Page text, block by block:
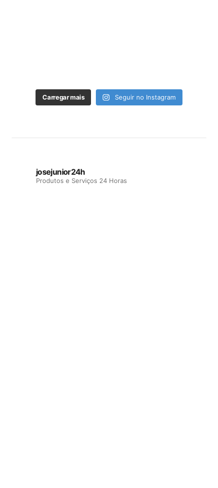
Carregar mais Seguir no Instagram
josejunior24h
Produtos e Serviços 24 Horas